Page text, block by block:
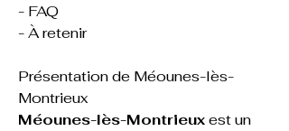
- FAQ
- À retenir
Présentation de Méounes-lès-
Montrieux
Méounes-lès-Montrieux est un